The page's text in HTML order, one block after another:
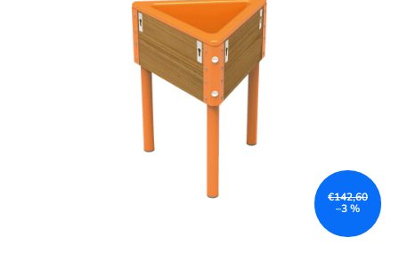
€142,60
–3 %